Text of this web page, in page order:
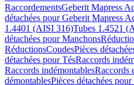
RaccordementsGeberit Mapress
détachées pour Geberit Mapress
1.4401 (AISI 316)Tubes 1.4521
détachées pour Manchons
RéductionsCoudesPièces
détachées pour TésRaccords
Raccords indémontablesRaccords
démontablesPièces détachées